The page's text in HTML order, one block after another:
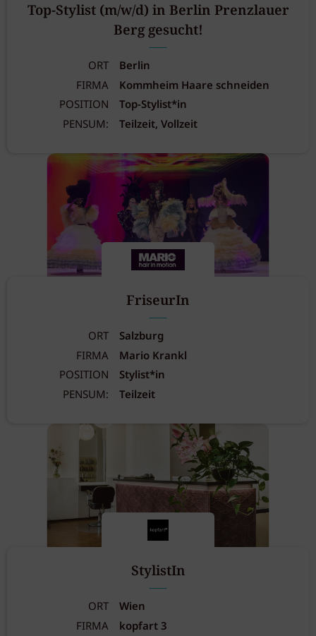
Top-Stylist (m/w/d) in Berlin Prenzlauer
Berg gesucht!
ORT
Berlin
FIRMA
Kommheim Haare schneiden
POSITION
Top-Stylist*in
PENSUM:
Teilzeit, Vollzeit
FriseurIn
ORT
Salzburg
FIRMA
Mario Krankl
POSITION
Stylist*in
PENSUM:
Teilzeit
StylistIn
ORT
Wien
FIRMA
kopfart 3